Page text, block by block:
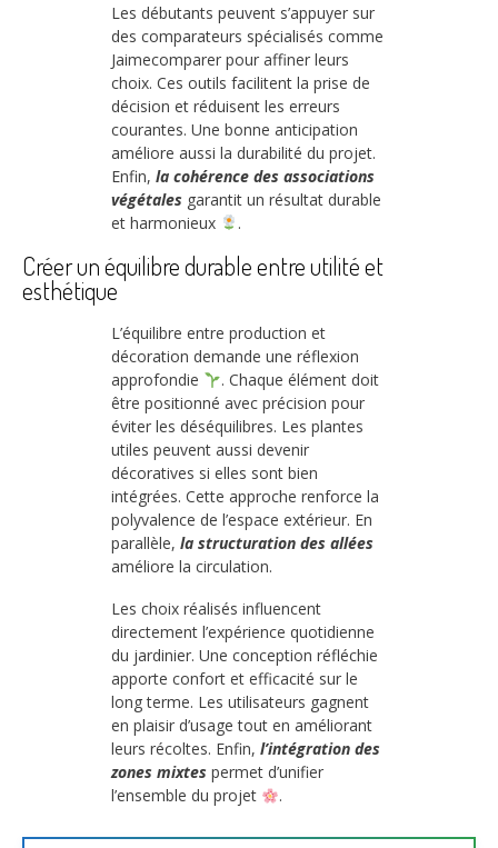
Les débutants peuvent s’appuyer sur
des comparateurs spécialisés comme
Jaimecomparer pour affiner leurs
choix. Ces outils facilitent la prise de
décision et réduisent les erreurs
courantes. Une bonne anticipation
améliore aussi la durabilité du projet.
Enfin, la cohérence des associations
végétales garantit un résultat durable
et harmonieux
.
Créer un équilibre durable entre utilité et
esthétique
L’équilibre entre production et
décoration demande une réflexion
approfondie
. Chaque élément doit
être positionné avec précision pour
éviter les déséquilibres. Les plantes
utiles peuvent aussi devenir
décoratives si elles sont bien
intégrées. Cette approche renforce la
polyvalence de l’espace extérieur. En
parallèle, la structuration des allées
améliore la circulation.
Les choix réalisés influencent
directement l’expérience quotidienne
du jardinier. Une conception réfléchie
apporte confort et efficacité sur le
long terme. Les utilisateurs gagnent
en plaisir d’usage tout en améliorant
leurs récoltes. Enfin, l’intégration des
zones mixtes permet d’unifier
l’ensemble du projet
.